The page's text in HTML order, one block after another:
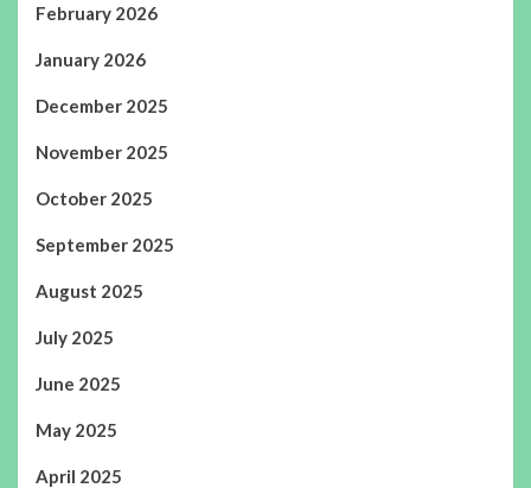
February 2026
January 2026
December 2025
November 2025
October 2025
September 2025
August 2025
July 2025
June 2025
May 2025
April 2025